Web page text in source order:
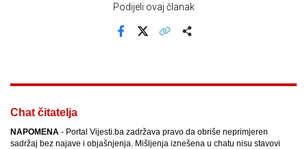
Podijeli ovaj članak
Chat čitatelja
NAPOMENA - Portal Vijesti.ba zadržava pravo da obriše neprimjeren
sadržaj bez najave i objašnjenja. Mišljenja iznešena u chatu nisu stavovi